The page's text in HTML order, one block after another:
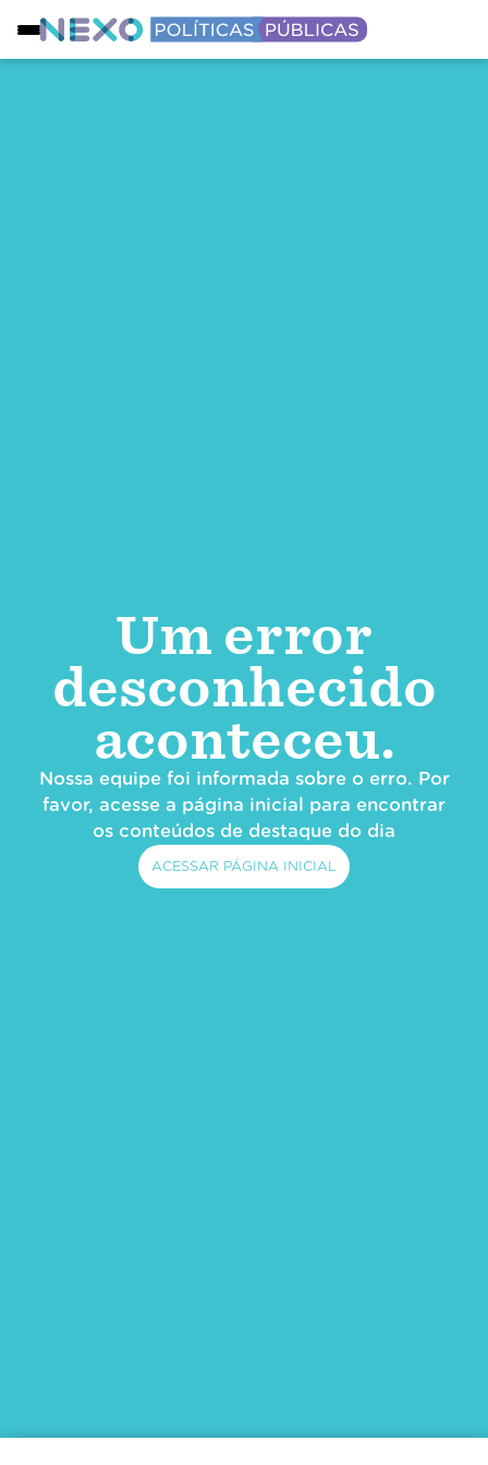
Um error
desconhecido
aconteceu.
Nossa equipe foi informada sobre o erro. Por
favor, acesse a página inicial para encontrar
os conteúdos de destaque do dia
ACESSAR PÁGINA INICIAL